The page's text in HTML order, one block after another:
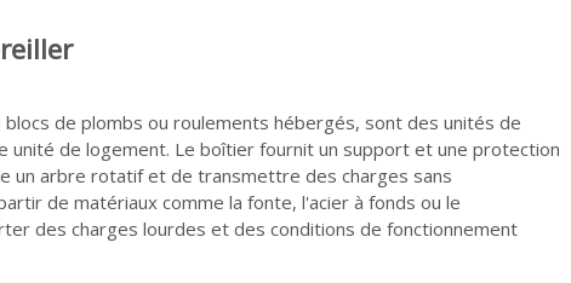
de plombs ou roulements hébergés, sont des unités de
unité de logement. Le boîtier fournit un support et une protection
un arbre rotatif et de transmettre des charges sans
de matériaux comme la fonte, l'acier à fonds ou le
des charges lourdes et des conditions de fonctionnement